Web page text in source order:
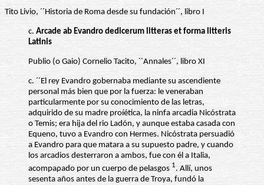
Tito Livio, ´´Historia de Roma desde su fundación´´, libro I
c. Arcade ab Evandro dedicerum litteras et forma litteris
Latinis
Publio (o Gaio) Cornelio Tacito, ´´Annales´´, libro XI
c. ´´El rey Evandro gobernaba mediante su ascendiente
personal más bien que por la fuerza: le veneraban
particularmente por su conocimiento de las letras,
adquirido de su madre proíética, la ninfa arcadia Nicóstrata
o Temis; era hija del rio Ladón, y aunque estaba casada con
Equeno, tuvo a Evandro con Hermes. Nicóstrata persuadió
a Evandro para que matara a su supuesto padre, y cuando
los arcadios desterraron a ambos, fue con él a Italia,
acompaρado por un cuerpo de pelasgos 1. Allí, unos
sesenta años antes de la guerra de Troya, fundó la